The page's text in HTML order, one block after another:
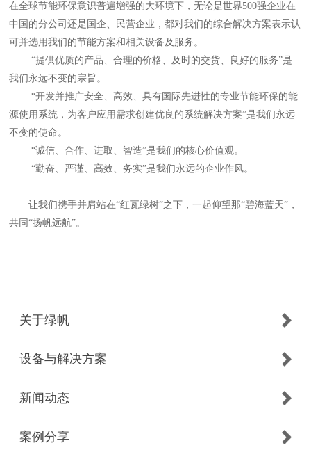
在全球节能环保意识普遍增强的大环境下，无论是世界500强企业在
中国的分公司还是国企、民营企业，都对我们的综合解决方案表示认
可并选用我们的节能方案和相关设备及服务。
“提供优质的产品、合理的价格、及时的交货、良好的服务”是
我们永远不变的宗旨。
“开发并推广安全、高效、具有国际先进性的专业节能环保的能
源使用系统，为客户应用需求创建优良的系统解决方案”是我们永远
不变的使命。
“诚信、合作、进取、智造”是我们的核心价值观。
“勤奋、严谨、高效、务实”是我们永远的企业作风。
让我们携手并肩站在“红瓦绿树”之下，一起仰望那“碧海蓝天”，
共同“扬帆远航”。
关于绿帆
设备与解决方案
新闻动态
案例分享